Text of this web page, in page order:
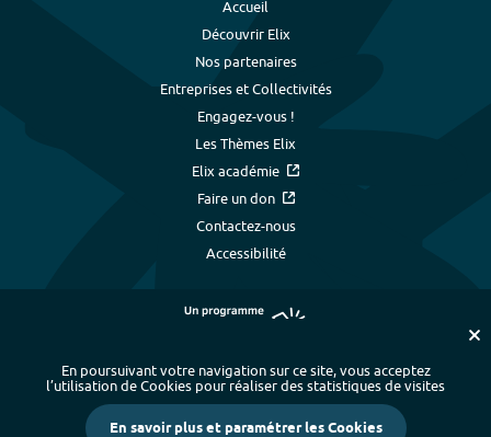
Accueil
Découvrir Elix
Nos partenaires
Entreprises et Collectivités
Engagez-vous !
Les Thèmes Elix
Elix académie
Faire un don
Contactez-nous
Accessibilité
Plan du site - Index alphabétique
-
Mentions légales et données personnelles
- Paramétrer les cookies
En poursuivant votre navigation sur ce site, vous acceptez
l’utilisation de Cookies pour réaliser des statistiques de visites
En savoir plus et paramétrer les Cookies